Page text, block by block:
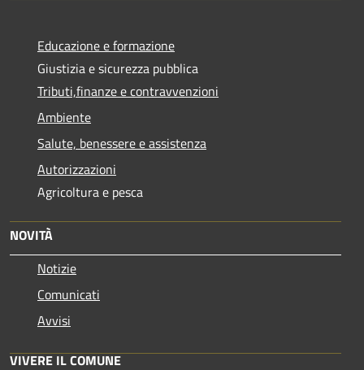
Educazione e formazione
Giustizia e sicurezza pubblica
Tributi,finanze e contravvenzioni
Ambiente
Salute, benessere e assistenza
Autorizzazioni
Agricoltura e pesca
NOVITÀ
Notizie
Comunicati
Avvisi
VIVERE IL COMUNE